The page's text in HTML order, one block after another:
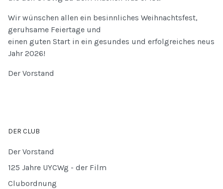
Wir wünschen allen ein besinnliches Weihnachtsfest,
geruhsame Feiertage und
einen guten Start in ein gesundes und erfolgreiches neus
Jahr 2026!
Der Vorstand
DER CLUB
Der Vorstand
125 Jahre UYCWg - der Film
Clubordnung